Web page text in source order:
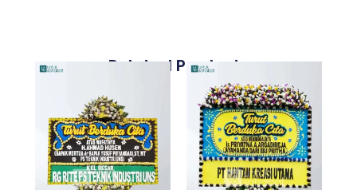
Related Products
price
was:
Rp950.000.
price
is:
Rp925.000.